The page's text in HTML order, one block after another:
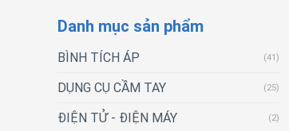
Danh mục sản phẩm
BÌNH TÍCH ÁP (41)
DỤNG CỤ CẦM TAY (25)
ĐIỆN TỬ - ĐIỆN MÁY (2)